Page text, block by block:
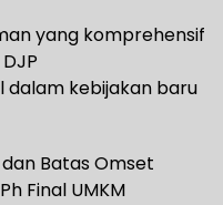
yang komprehensif
dalam kebijakan baru
Batas Omset
Final UMKM